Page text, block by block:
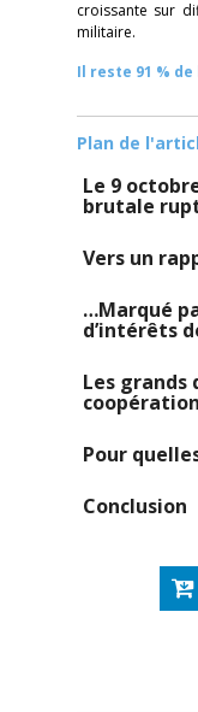
croissante sur
militaire.
Il reste 91 %
Plan de
Le 9
brutale
Vers un
…Marqué
d’intérêts
Les grands
Pour
Conclusion